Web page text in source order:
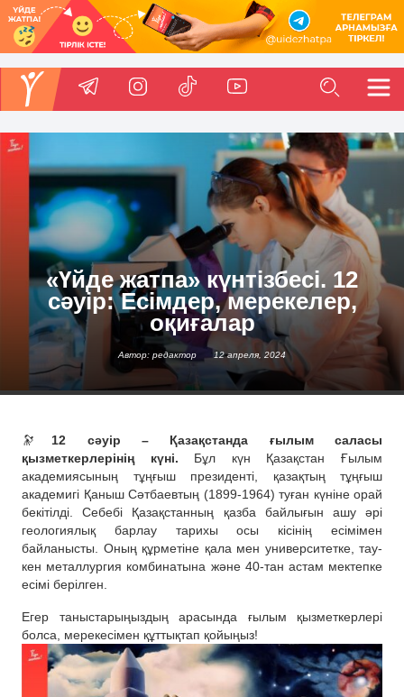
«Үйде жатпа» күнтізбесі. 12
сәуір: Есімдер, мерекелер,
оқиғалар
Автор: редактор 12 апреля, 2024
🔭12 сәуір – Қазақстанда ғылым саласы
қызметкерлерінің күні. Бұл күн Қазақстан Ғылым
академиясының тұңғыш президенті, қазақтың тұңғыш
академигі Қаныш Сәтбаевтың (1899-1964) туған күніне орай
бекітілді. Себебі Қазақстанның қазба байлығын ашу әрі
геологиялық барлау тарихы осы кісінің есімімен
байланысты. Оның құрметіне қала мен университетке, тау-
кен металлургия комбинатына және 40-тан астам мектепке
есімі берілген.
Егер таныстарыңыздың арасында ғылым қызметкерлері
болса, мерекесімен құттықтап қойыңыз!